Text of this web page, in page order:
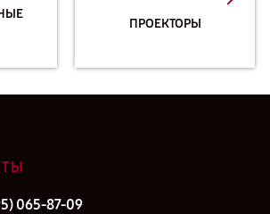
ПРОЕКТОРЫ
065-87-09